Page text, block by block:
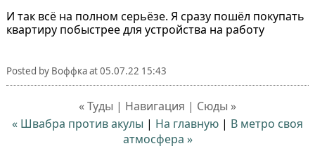
И так всё на полном серьёзе. Я сразу пошёл покупать
квартиру побыстрее для устройства на работу
Posted by Воффкаat05.07.22 15:43
« Туды | Навигация | Сюды »
« Швабра против акулы | На главную | В метро своя
атмосфера »